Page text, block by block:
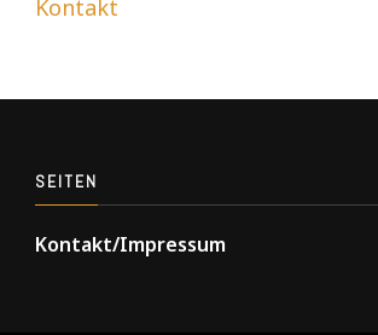
Kontakt
SEITEN
Kontakt/Impressum